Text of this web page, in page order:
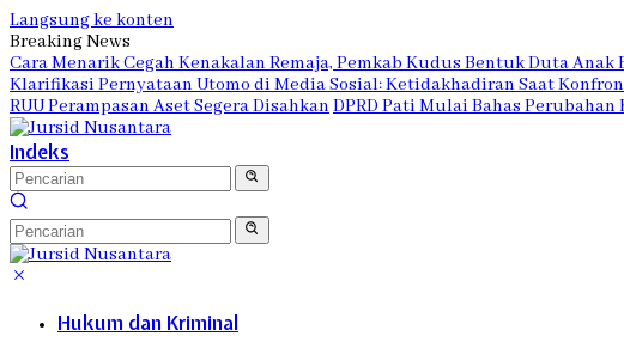
Langsung ke konten
Breaking News
Cara Menarik Cegah Kenakalan Remaja, Pemkab Kudus Bentuk Duta Anak
Klarifikasi Pernyataan Utomo di Media Sosial: Ketidakhadiran Saat
RUU Perampasan Aset Segera Disahkan DPRD Pati Mulai Bahas
Indeks
Hukum dan Kriminal